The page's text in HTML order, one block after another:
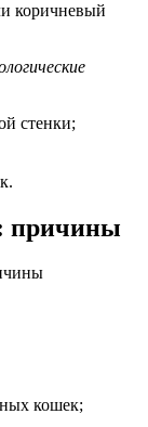
коричневый
стенки;
причины
кошек;